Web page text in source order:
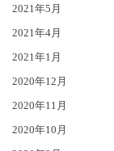
2021年5月
2021年4月
2021年1月
2020年12月
2020年11月
2020年10月